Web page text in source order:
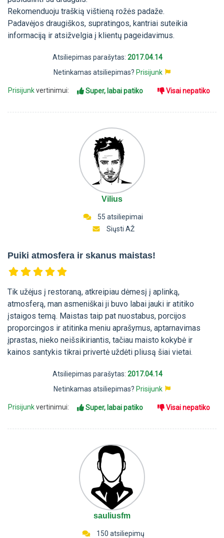
Rekomenduoju traškią vištieną rožės padaže.
Padavėjos draugiškos, supratingos, kantriai suteikia
informaciją ir atsižvelgia į klientų pageidavimus.
Atsiliepimas parašytas: 2017.04.14
Netinkamas atsiliepimas? Prisijunk
Prisijunkvertinimui: Super, labai patiko Visai nepatiko
Vilius
55 atsiliepimai
Siųsti AŽ
Puiki atmosfera ir skanus maistas!
Tik užėjus į restoraną, atkreipiau dėmesį į aplinką,
atmosferą, man asmeniškai ji buvo labai jauki ir atitiko
įstaigos temą. Maistas taip pat nuostabus, porcijos
proporcingos ir atitinka meniu aprašymus, aptarnavimas
įprastas, nieko neišsikiriantis, tačiau maisto kokybė ir
kainos santykis tikrai privertė uždėti pliusą šiai vietai.
Atsiliepimas parašytas: 2017.04.14
Netinkamas atsiliepimas? Prisijunk
Prisijunkvertinimui: Super, labai patiko Visai nepatiko
sauliusfm
150 atsiliepimų